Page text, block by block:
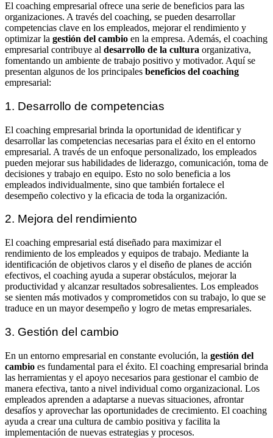
El coaching empresarial ofrece una serie de beneficios para las
organizaciones. A través del coaching, se pueden desarrollar
competencias clave en los empleados, mejorar el rendimiento y
optimizar la gestión del cambio en la empresa. Además, el coaching
empresarial contribuye al desarrollo de la cultura organizativa,
fomentando un ambiente de trabajo positivo y motivador. Aquí se
presentan algunos de los principales beneficios del coaching
empresarial:
1. Desarrollo de competencias
El coaching empresarial brinda la oportunidad de identificar y
desarrollar las competencias necesarias para el éxito en el entorno
empresarial. A través de un enfoque personalizado, los empleados
pueden mejorar sus habilidades de liderazgo, comunicación, toma de
decisiones y trabajo en equipo. Esto no solo beneficia a los
empleados individualmente, sino que también fortalece el
desempeño colectivo y la eficacia de toda la organización.
2. Mejora del rendimiento
El coaching empresarial está diseñado para maximizar el
rendimiento de los empleados y equipos de trabajo. Mediante la
identificación de objetivos claros y el diseño de planes de acción
efectivos, el coaching ayuda a superar obstáculos, mejorar la
productividad y alcanzar resultados sobresalientes. Los empleados
se sienten más motivados y comprometidos con su trabajo, lo que se
traduce en un mayor desempeño y logro de metas empresariales.
3. Gestión del cambio
En un entorno empresarial en constante evolución, la gestión del
cambio es fundamental para el éxito. El coaching empresarial brinda
las herramientas y el apoyo necesarios para gestionar el cambio de
manera efectiva, tanto a nivel individual como organizacional. Los
empleados aprenden a adaptarse a nuevas situaciones, afrontar
desafíos y aprovechar las oportunidades de crecimiento. El coaching
ayuda a crear una cultura de cambio positiva y facilita la
implementación de nuevas estrategias y procesos.